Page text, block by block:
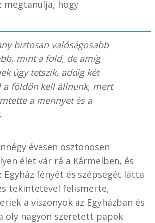
megtanulja, hogy
biztosan valóságosabb
mint a föld, de amíg
úgy tetszik, addig két
a földön kell állnunk, mert
a mennyet és a
évesen ösztönösen
élet vár rá a Kármelben, és
Egyház fényét és szépségét látta
tekintetével felismerte,
a viszonyok az Egyházban és
oly nagyon szeretett papok